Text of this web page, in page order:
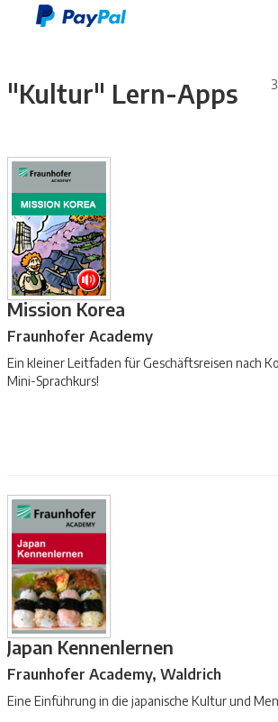
"Kultur" Lern-Apps
Mission Korea
Fraunhofer Academy
Ein kleiner Leitfaden für Geschäftsreisen nach
Mini-Sprachkurs!
Japan Kennenlernen
Fraunhofer Academy, Waldrich
Eine Einführung in die japanische Kultur und